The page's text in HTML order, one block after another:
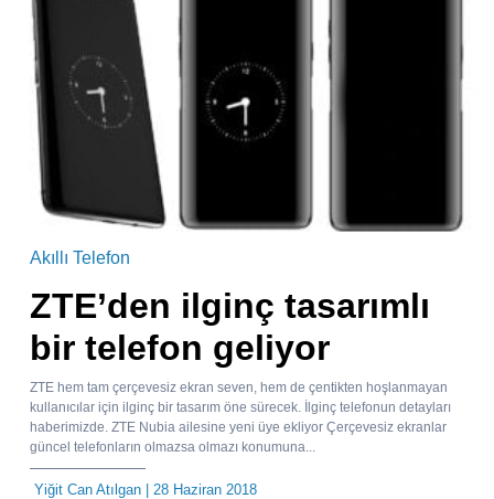
Akıllı Telefon
ZTE’den ilginç tasarımlı
bir telefon geliyor
ZTE hem tam çerçevesiz ekran seven, hem de çentikten hoşlanmayan
kullanıcılar için ilginç bir tasarım öne sürecek. İlginç telefonun detayları
haberimizde. ZTE Nubia ailesine yeni üye ekliyor Çerçevesiz ekranlar
güncel telefonların olmazsa olmazı konumuna...
Yiğit Can Atılgan | 28 Haziran 2018